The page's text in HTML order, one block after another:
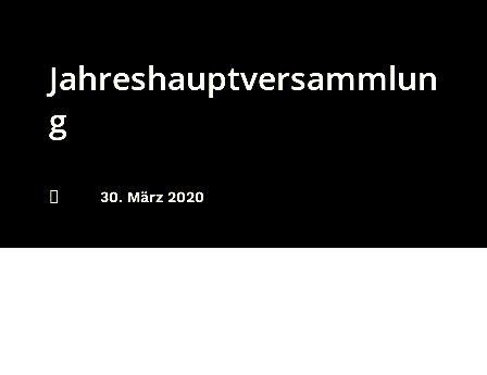
Jahreshauptversammlun
g
 30. März 2020